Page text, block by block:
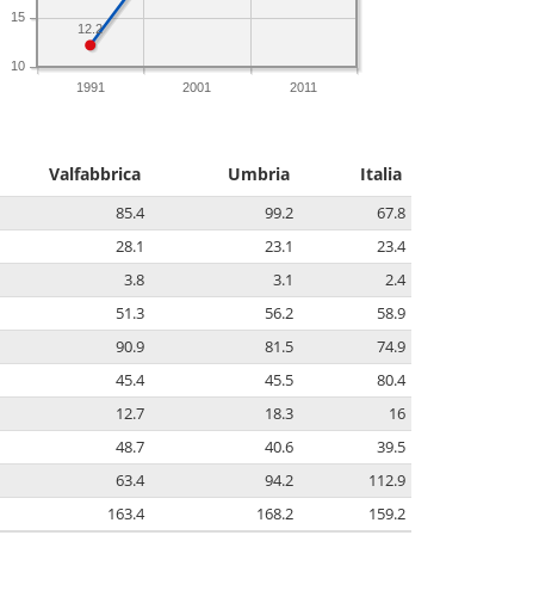
1991 2001 2011
10
15
12.2
Valfabbrica Umbria Italia
85.4 99.2
67.8
28.1 23.1
23.4
3.8 3.1
2.4
51.3 56.2
58.9
90.9 81.5
74.9
45.4 45.5
80.4
12.7 18.3
16
48.7 40.6
39.5
63.4 94.2
112.9
163.4 168.2 159.2